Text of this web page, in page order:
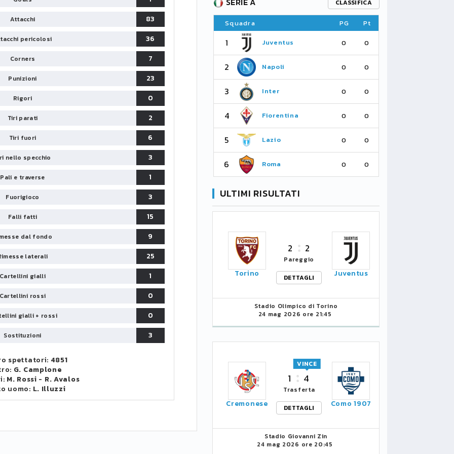
Attacchi
83
pericolosi
36
Corners
7
Punizioni
23
Rigori
0
Tiri parati
2
Tiri fuori
6
nello specchio
3
Pali e traverse
1
Fuorigioco
3
Falli fatti
15
dal fondo
9
laterali
25
Cartellini gialli
1
Cartellini rossi
0
gialli + rossi
0
Sostituzioni 3
spettatori: 4851
G. Camplone
M. Rossi - R. Avalos
uomo: L. Illuzzi
1
38
38
38
CLASSIFICA
Squadra PG Pt
1 Juventus 0 0
2 Napoli 0 0
3 Inter 0 0
4 Fiorentina 0 0
5 Lazio 0 0
6 Roma 0 0
ULTIMI RISULTATI
Torino
2 2
Pareggio
DETTAGLI
Juventus
Stadio Olimpico di Torino
24 mag 2026 ore 21:45
Cremonese
1 4
VINCE
Trasferta
DETTAGLI
Como 1907
Stadio Giovanni Zin
24 mag 2026 ore 20:45